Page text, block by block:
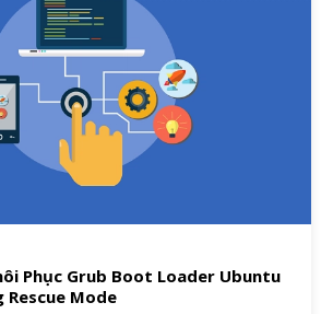
Phục Grub Boot Loader Ubuntu
Rescue Mode